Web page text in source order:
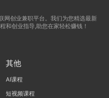
网创业兼职平台。我们为您精选最新
和创业指导,助您在家轻松赚钱！
其他
AI课程
短视频课程